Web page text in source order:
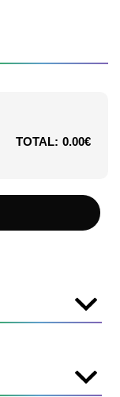
TOTAL: 0.00€